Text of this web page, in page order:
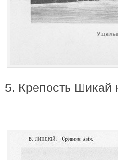
5. Крепость Шикай